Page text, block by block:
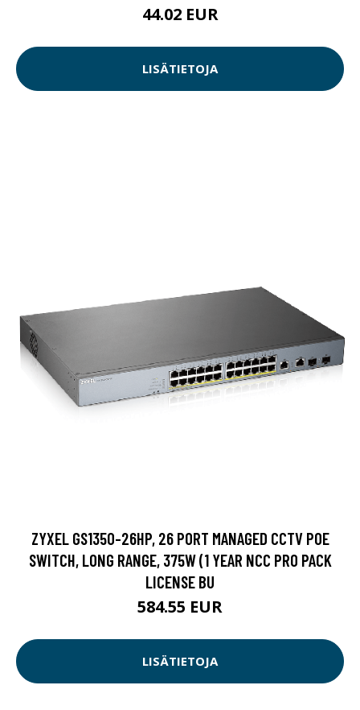
44.02 EUR
LISÄTIETOJA
ZYXEL GS1350-26HP, 26 PORT MANAGED CCTV POE
SWITCH, LONG RANGE, 375W (1 YEAR NCC PRO PACK
LICENSE BU
584.55 EUR
LISÄTIETOJA